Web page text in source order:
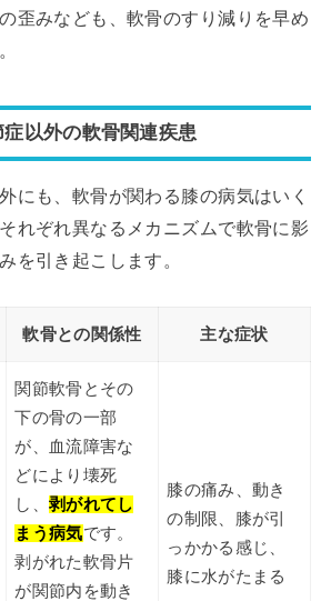
歪みなども、軟骨のすり減りを早め
以外の軟骨関連疾患
にも、軟骨が関わる膝の病気はいく
れぞれ異なるメカニズムで軟骨に影
を引き起こします。
軟骨との関係性 主な症状
関節軟骨とその
下の骨の一部
が、血流障害な
どにより壊死
し、 剥がれてし
まう病気です。
剥がれた軟骨片
が関節内を動き
膝の痛み、動き
の制限、膝が引
っかかる感じ、
膝に水がたまる